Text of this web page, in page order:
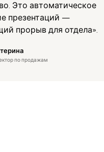
Это автоматическое
презентаций —
прорыв для отдела».
по продажам